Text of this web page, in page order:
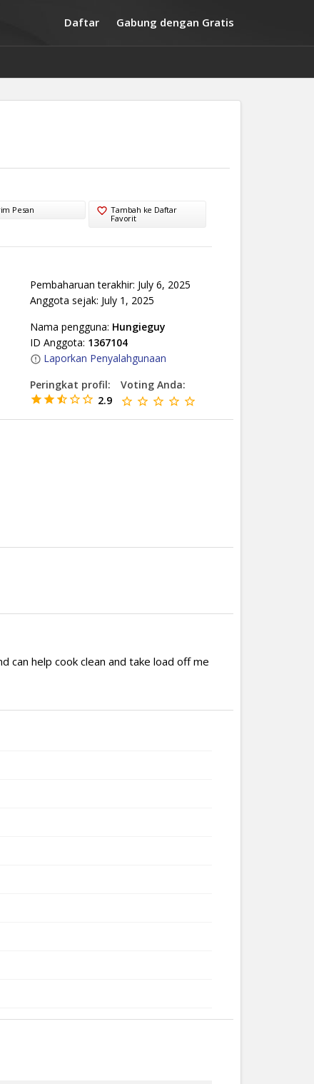
Daftar Gabung dengan Gratis
Pesan
Tambah ke Daftar
Favorit
Pembaharuan terakhir: July 6, 2025
Anggota sejak: July 1, 2025
Nama pengguna: Hungieguy
ID Anggota: 1367104
Laporkan Penyalahgunaan
Peringkat profil:
2.9
Voting Anda:
can help cook clean and take load off me